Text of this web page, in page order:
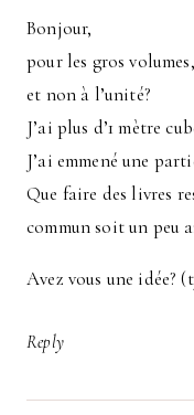
Bonjour,
pour les gros
et non à l’unité?
J’ai plus d’1 mètre
J’ai emmené une
Que faire des livres
commun soit un peu
Avez vous une idée?
Reply